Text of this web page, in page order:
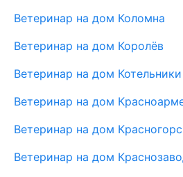
Ветеринар на дом Коломна
Ветеринар на дом Королёв
Ветеринар на дом Котельники
Ветеринар на дом
Ветеринар на дом
Ветеринар на дом